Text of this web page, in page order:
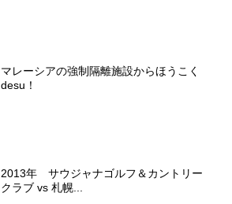
マレーシアの強制隔離施設からほうこく
desu！
2013年 サウジャナゴルフ＆カントリー
クラブ vs 札幌...